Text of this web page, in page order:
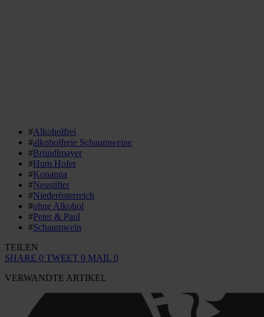
#Alkoholfrei
#alkoholfreie Schaumweine
#Bründlmayer
#Hum Hofer
#Konanna
#Neustifter
#Niederösterreich
#ohne Alkohol
#Peter & Paul
#Schaumwein
TEILEN
SHARE 0 TWEET 0 MAIL 0
VERWANDTE ARTIKEL